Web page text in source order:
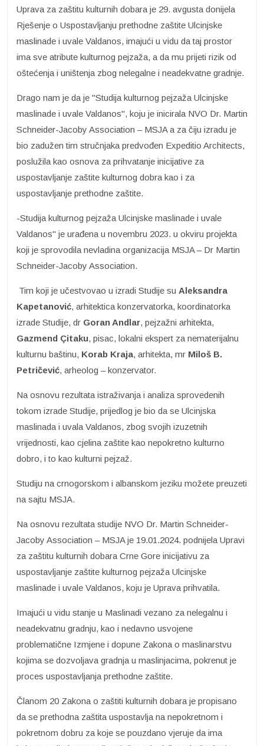
Uprava za zaštitu kulturnih dobara je 29. avgusta donijela
Rješenje o Uspostavljanju prethodne zaštite Ulcinjske
maslinade i uvale Valdanos, imajući u vidu da taj prostor
ima sve atribute kulturnog pejzaža, a da mu prijeti rizik od
oštećenja i uništenja zbog nelegalne i neadekvatne gradnje.
Drago nam je da je "Studija kulturnog pejzaža Ulcinjske
maslinade i uvale Valdanos", koju je inicirala NVO Dr. Martin
Schneider-Jacoby Association – MSJA a za čiju izradu je
bio zadužen tim stručnjaka predvođen Expeditio Architects,
poslužila kao osnova za prihvatanje inicijative za
uspostavljanje zaštite kulturnog dobra kao i za
uspostavljanje prethodne zaštite.
-Studija kulturnog pejzaža Ulcinjske maslinade i uvale
Valdanos" je urađena u novembru 2023. u okviru projekta
koji je sprovodila nevladina organizacija MSJA – Dr Martin
Schneider-Jacoby Association.
Tim koji je učestvovao u izradi Studije su Aleksandra
Kapetanović, arhitektica konzervatorka, koordinatorka
izrade Studije, dr Goran Andlar, pejzažni arhitekta,
Gazmend Çitaku, pisac, lokalni ekspert za nematerijalnu
kulturnu baštinu, Korab Kraja, arhitekta, mr Miloš B.
Petričević, arheolog – konzervator.
Na osnovu rezultata istraživanja i analiza sprovedenih
tokom izrade Studije, prijedlog je bio da se Ulcinjska
maslinada i uvala Valdanos, zbog svojih izuzetnih
vrijednosti, kao cjelina zaštite kao nepokretno kulturno
dobro, i to kao kulturni pejzaž.
Studiju na crnogorskom i albanskom jeziku možete preuzeti
na sajtu MSJA.
Na osnovu rezultata studije NVO Dr. Martin Schneider-
Jacoby Association – MSJA je 19.01.2024. podnijela Upravi
za zaštitu kulturnih dobara Crne Gore inicijativu za
uspostavljanje zaštite kulturnog pejzaža Ulcinjske
maslinade i uvale Valdanos, koju je Uprava prihvatila.
Imajući u vidu stanje u Maslinadi vezano za nelegalnu i
neadekvatnu gradnju, kao i nedavno usvojene
problematične Izmjene i dopune Zakona o maslinarstvu
kojima se dozvoljava gradnja u maslinjacima, pokrenut je
proces uspostavljanja prethodne zaštite.
Članom 20 Zakona o zaštiti kulturnih dobara je propisano
da se prethodna zaštita uspostavlja na nepokretnom i
pokretnom dobru za koje se pouzdano vjeruje da ima